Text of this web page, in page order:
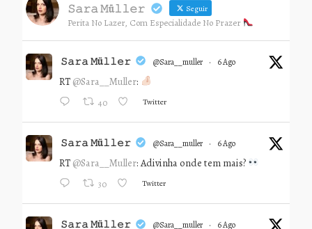
𝚂𝚊𝚛𝚊 𝙼ü𝚕𝚕𝚎𝚛 Seguir
Perita No Lazer, Com Especialidade No Prazer
𝚂𝚊𝚛𝚊 𝙼ü𝚕𝚕𝚎𝚛 @sara__muller · 6 Ago
RT @Sara__Muller:
40 Twitter
𝚂𝚊𝚛𝚊 𝙼ü𝚕𝚕𝚎𝚛 @sara__muller · 6 Ago
RT @Sara__Muller: Adivinha onde tem mais?
30 Twitter
𝚂𝚊𝚛𝚊 𝙼ü𝚕𝚕𝚎𝚛 @sara__muller · 6 Ago